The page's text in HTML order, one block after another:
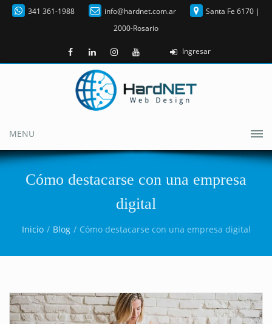
341 361-1988 info@hardnet.com.ar
Santa Fe 6170 |
2000-Rosario
Ingresar
MENU
Cómo destacarse con una empresa
digital
Inicio Blog Cómo destacarse con una empresa digital